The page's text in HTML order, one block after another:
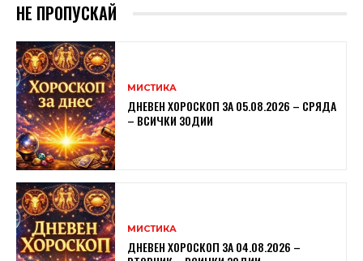
НЕ ПРОПУСКАЙ
МИСТИКА
ДНЕВЕН ХОРОСКОП ЗА 05.08.2026 – СРЯДА
– ВСИЧКИ ЗОДИИ
МИСТИКА
ДНЕВЕН ХОРОСКОП ЗА 04.08.2026 –